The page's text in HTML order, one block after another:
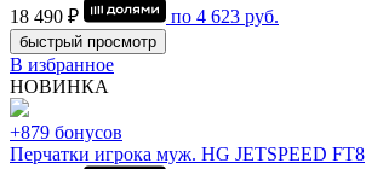
18 490 ₽
по 4 623 руб.
быстрый просмотр
В избранное
НОВИНКА
+879 бонусов
Перчатки игрока муж. HG JETSPEED FT8